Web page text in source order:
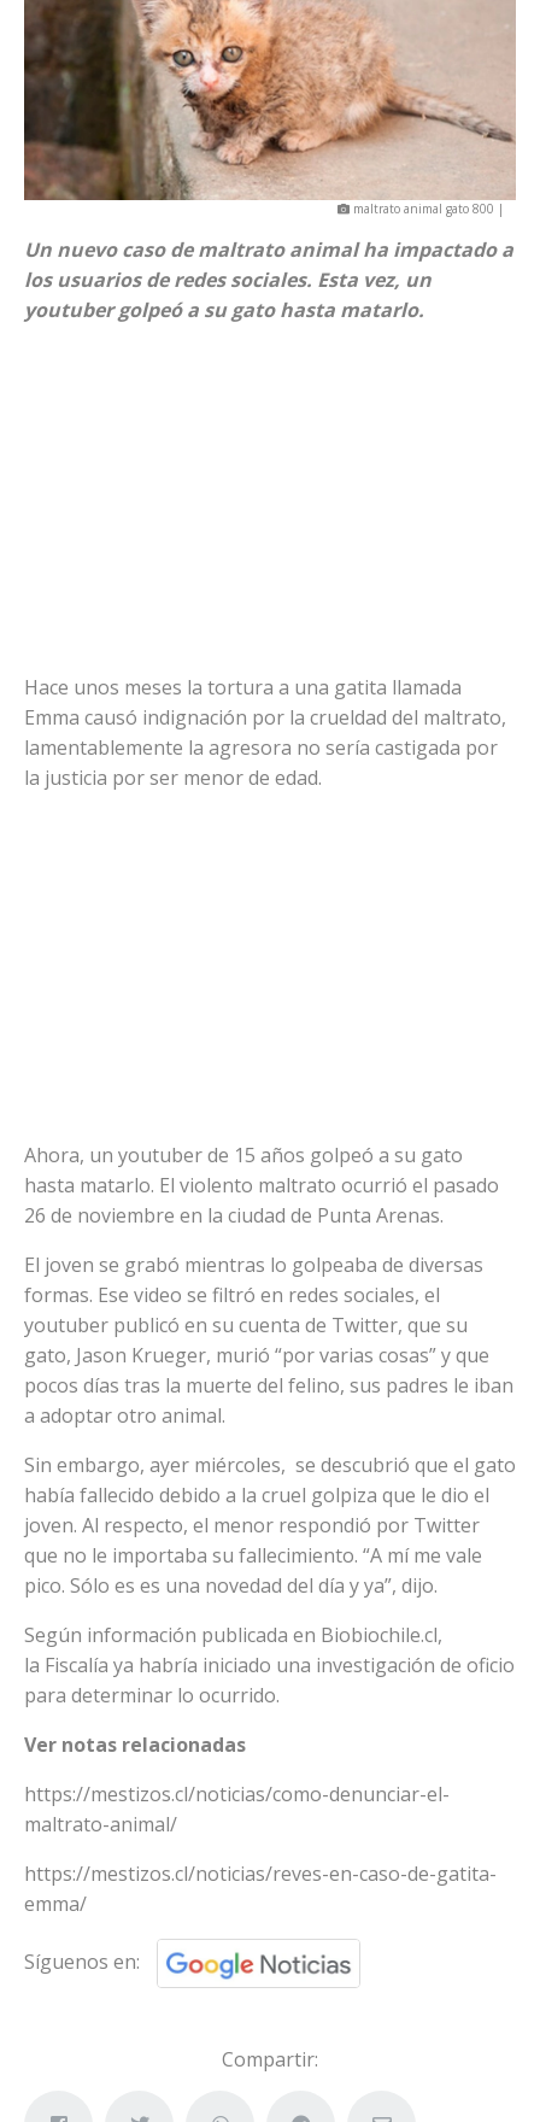
maltrato animal gato 800 |
Un nuevo caso de maltrato animal ha impactado a
los usuarios de redes sociales. Esta vez, un
youtuber golpeó a su gato hasta matarlo.
Hace unos meses la tortura a una gatita llamada
Emma causó indignación por la crueldad del maltrato,
lamentablemente la agresora no sería castigada por
la justicia por ser menor de edad.
Ahora, un youtuber de 15 años golpeó a su gato
hasta matarlo. El violento maltrato ocurrió el pasado
26 de noviembre en la ciudad de Punta Arenas.
El joven se grabó mientras lo golpeaba de diversas
formas. Ese video se filtró en redes sociales, el
youtuber publicó en su cuenta de Twitter, que su
gato, Jason Krueger, murió “por varias cosas” y que
pocos días tras la muerte del felino, sus padres le iban
a adoptar otro animal.
Sin embargo, ayer miércoles, se descubrió que el gato
había fallecido debido a la cruel golpiza que le dio el
joven. Al respecto, el menor respondió por Twitter
que no le importaba su fallecimiento. “A mí me vale
pico. Sólo es es una novedad del día y ya”, dijo.
Según información publicada en Biobiochile.cl,
la Fiscalía ya habría iniciado una investigación de oficio
para determinar lo ocurrido.
Ver notas relacionadas
https://mestizos.cl/noticias/como-denunciar-el-
maltrato-animal/
https://mestizos.cl/noticias/reves-en-caso-de-gatita-
emma/
Síguenos en:
Compartir: